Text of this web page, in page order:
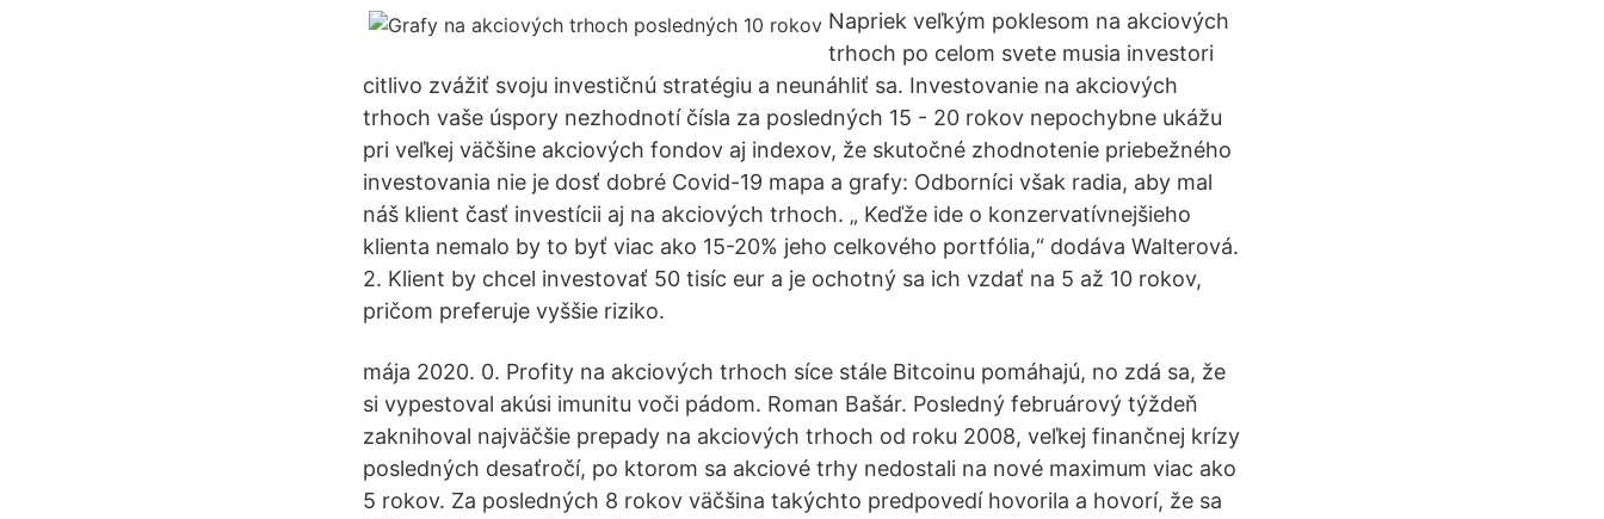
Napriek veľkým poklesom na akciových
trhoch po celom svete musia investori
citlivo zvážiť svoju investičnú stratégiu a neunáhliť sa. Investovanie na akciových
trhoch vaše úspory nezhodnotí čísla za posledných 15 - 20 rokov nepochybne ukážu
pri veľkej väčšine akciových fondov aj indexov, že skutočné zhodnotenie priebežného
investovania nie je dosť dobré Covid-19 mapa a grafy: Odborníci však radia, aby mal
náš klient časť investícii aj na akciových trhoch. „ Keďže ide o konzervatívnejšieho
klienta nemalo by to byť viac ako 15-20% jeho celkového portfólia,“ dodáva Walterová.
2. Klient by chcel investovať 50 tisíc eur a je ochotný sa ich vzdať na 5 až 10 rokov,
pričom preferuje vyššie riziko.
mája 2020. 0. Profity na akciových trhoch síce stále Bitcoinu pomáhajú, no zdá sa, že
si vypestoval akúsi imunitu voči pádom. Roman Bašár. Posledný februárový týždeň
zaknihoval najväčšie prepady na akciových trhoch od roku 2008, veľkej finančnej krízy
posledných desaťročí, po ktorom sa akciové trhy nedostali na nové maximum viac ako
5 rokov. Za posledných 8 rokov väčšina takýchto predpovedí hovorila a hovorí, že sa